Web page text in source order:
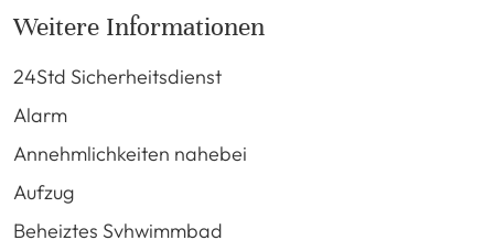
Weitere Informationen
24Std Sicherheitsdienst
Alarm
Annehmlichkeiten nahebei
Aufzug
Beheiztes Svhwimmbad